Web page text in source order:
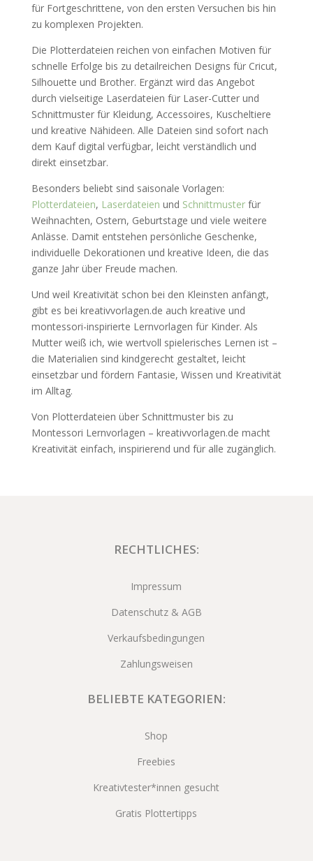
für Fortgeschrittene, von den ersten Versuchen bis hin
zu komplexen Projekten.
Die Plotterdateien reichen von einfachen Motiven für
schnelle Erfolge bis zu detailreichen Designs für Cricut,
Silhouette und Brother. Ergänzt wird das Angebot
durch vielseitige Laserdateien für Laser-Cutter und
Schnittmuster für Kleidung, Accessoires, Kuscheltiere
und kreative Nähideen. Alle Dateien sind sofort nach
dem Kauf digital verfügbar, leicht verständlich und
direkt einsetzbar.
Besonders beliebt sind saisonale Vorlagen:
Plotterdateien, Laserdateien und Schnittmusterfür
Weihnachten, Ostern, Geburtstage und viele weitere
Anlässe. Damit entstehen persönliche Geschenke,
individuelle Dekorationen und kreative Ideen, die das
ganze Jahr über Freude machen.
Und weil Kreativität schon bei den Kleinsten anfängt,
gibt es bei kreativvorlagen.de auch kreative und
montessori-inspirierte Lernvorlagen für Kinder. Als
Mutter weiß ich, wie wertvoll spielerisches Lernen ist –
die Materialien sind kindgerecht gestaltet, leicht
einsetzbar und fördern Fantasie, Wissen und Kreativität
im Alltag.
Von Plotterdateien über Schnittmuster bis zu
Montessori Lernvorlagen – kreativvorlagen.de macht
Kreativität einfach, inspirierend und für alle zugänglich.
RECHTLICHES:
Impressum
Datenschutz & AGB
Verkaufsbedingungen
Zahlungsweisen
BELIEBTE KATEGORIEN:
Shop
Freebies
Kreativtester*innen gesucht
Gratis Plottertipps